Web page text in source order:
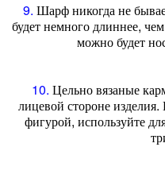
9. Шарф никогда не
будет немного длиннее,
можно будет
10. Цельно вязаные
лицевой стороне
фигурой, используйте